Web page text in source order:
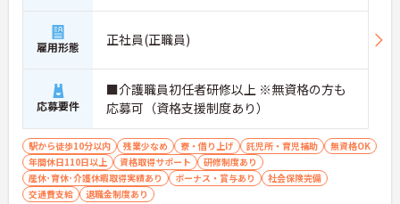
雇用形態 正社員(正職員)
応募要件
■介護職員初任者研修以上 ※無資格の方も
応募可（資格支援制度あり）
駅から徒歩10分以内 残業少なめ 寮・借り上げ 託児所・育児補助
無資格OK
年間休日110日以上
資格取得サポート
研修制度あり
産休･育休･介護休暇取得実績あり
ボーナス・賞与あり
社会保険完備
交通費支給
退職金制度あり